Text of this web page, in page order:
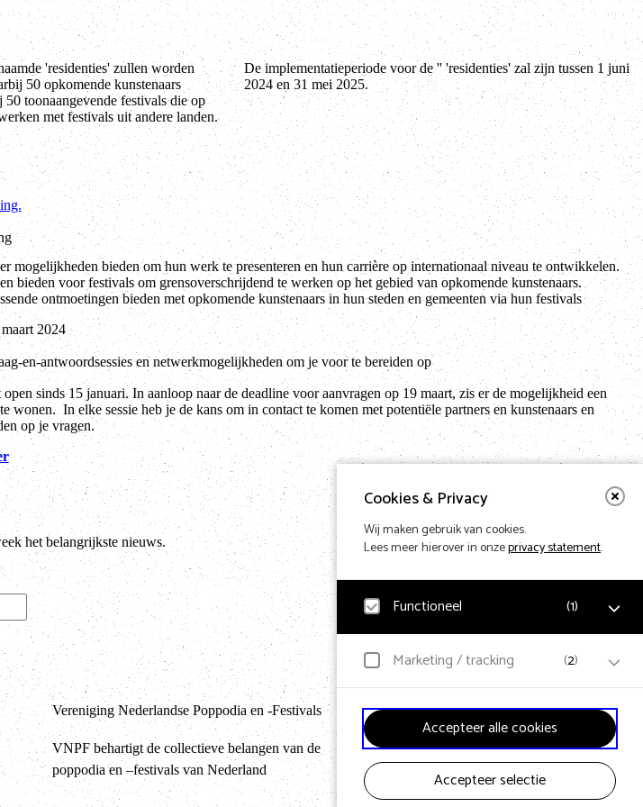
Cookies & Privacy
Wij maken gebruik van cookies.
Lees meer hierover in onzeprivacy statement.
Functioneel (1)
Noodzakelijk
onthouden van voorkeuren worden functionele cookies
geplaatst. Hierbij worden geen persoonsgegevens
verzameld.
Marketing / tracking (2)
YouTube
Klikgedrag, bekeken video’s en aangepaste voorkeuren
worden verzameld. Bezoekersinformatie en
gebruikersgedrag wordt gebruikt voor advertenties.
Accepteer alle cookies
Accepteer selectie
'residenties' zullen worden
50 opkomende kunstenaars
toonaangevende festivals die op
met festivals uit andere landen.
voor de '' 'residenties' zal zijn tussen 1 juni
2024 en 31 mei 2025.
mogelijkheden bieden om hun werk te presenteren en hun carrière op internationaal niveau te ontwikkelen.
bieden voor festivals om grensoverschrijdend te werken op het gebied van opkomende kunstenaars.
ontmoetingen bieden met opkomende kunstenaars in hun steden en gemeenten via hun festivals
2024
en-antwoordsessies en netwerkmogelijkheden om je voor te bereiden op
sinds 15 januari. In aanloop naar de deadline voor aanvragen op 19 maart, zis er de mogelijkheid een
wonen. In elke sessie heb je de kans om in contact te komen met potentiële partners en kunstenaars en
op je vragen.
het belangrijkste nieuws.
Vereniging Nederlandse Poppodia en -Festivals
VNPF behartigt de collectieve belangen van de
poppodia en –festivals van Nederland
Terug naar
Design & Code by Eagerly